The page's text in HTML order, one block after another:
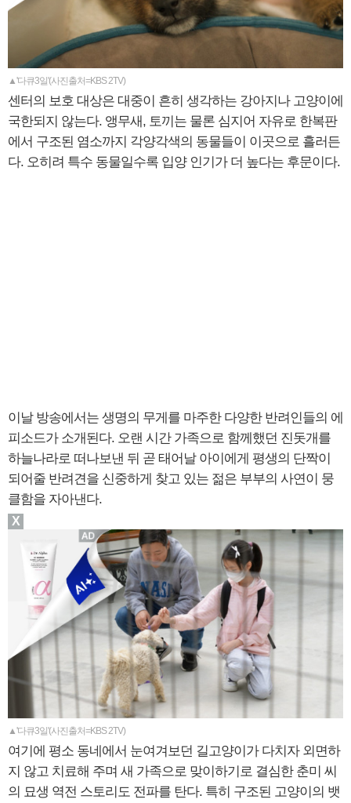
▲'다큐3일'(사진출처=KBS 2TV)
센터의 보호 대상은 대중이 흔히 생각하는 강아지나 고양이에
국한되지 않는다. 앵무새, 토끼는 물론 심지어 자유로 한복판
에서 구조된 염소까지 각양각색의 동물들이 이곳으로 흘러든
다. 오히려 특수 동물일수록 입양 인기가 더 높다는 후문이다.
이날 방송에서는 생명의 무게를 마주한 다양한 반려인들의 에
피소드가 소개된다. 오랜 시간 가족으로 함께했던 진돗개를
하늘나라로 떠나보낸 뒤 곧 태어날 아이에게 평생의 단짝이
되어줄 반려견을 신중하게 찾고 있는 젊은 부부의 사연이 뭉
클함을 자아낸다.
▲'다큐3일'(사진출처=KBS 2TV)
여기에 평소 동네에서 눈여겨보던 길고양이가 다치자 외면하
지 않고 치료해 주며 새 가족으로 맞이하기로 결심한 춘미 씨
의 묘생 역전 스토리도 전파를 탄다. 특히 구조된 고양이의 뱃
X